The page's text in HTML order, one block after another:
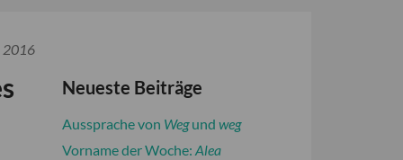
2016
Neueste Beiträge
Aussprache von Wegund weg
Vorname der Woche: Alea